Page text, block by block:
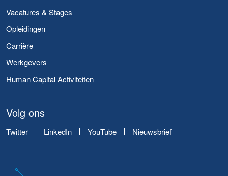
Vacatures & Stages
Opleidingen
Carrière
Werkgevers
Human Capital Activiteiten
Volg ons
Twitter LinkedIn YouTube Nieuwsbrief